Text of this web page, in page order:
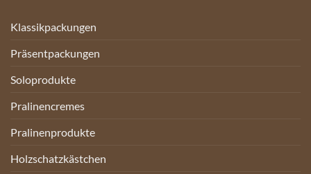
Klassikpackungen
Präsentpackungen
Soloprodukte
Pralinencremes
Pralinenprodukte
Holzschatzkästchen